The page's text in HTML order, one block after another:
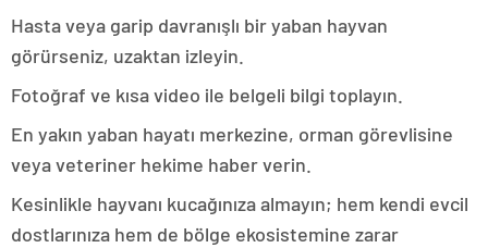
Hasta veya garip davranışlı bir yaban hayvan
görürseniz, uzaktan izleyin.
Fotoğraf ve kısa video ile belgeli bilgi toplayın.
En yakın yaban hayatı merkezine, orman görevlisine
veya veteriner hekime haber verin.
Kesinlikle hayvanı kucağınıza almayın; hem kendi evcil
dostlarınıza hem de bölge ekosistemine zarar